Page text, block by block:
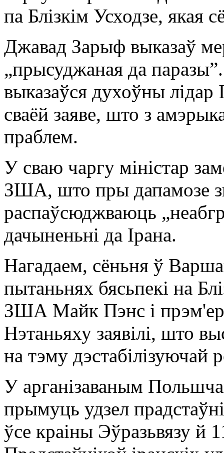
па Блізкім Усходзе, якая
Джавад Зарыф выказаў
„прысуджаная да
выказаўся духоўны лідар
сваёй заяве, што з
праблем.
У сваю чаргу міністар
ЗША, што пры дапамозе
распаўсюджваюць
дачыненьні да Ірана.
Нагадаем, сёньня ў
пытаньнях бясьпекі на
ЗША Майк Пэнс і прэм'ер-
Нэтаньяху заявілі, што
на тэму дэстабілізуючай
У арганізаваным
прымуць удзел
ўсе краіны Эўразьвязу й